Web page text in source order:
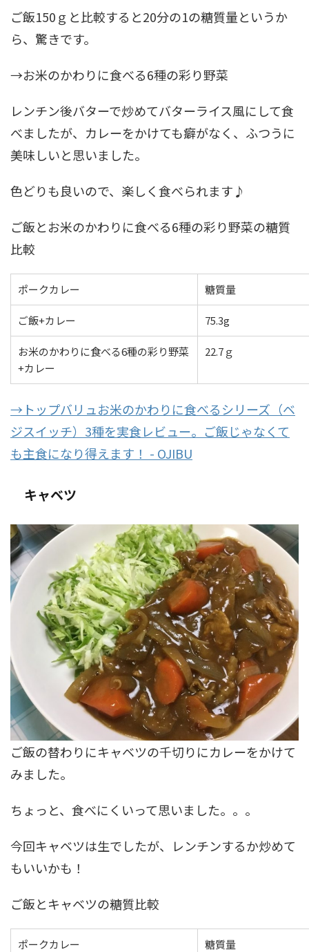
ご飯150ｇと比較すると20分の1の糖質量というか
ら、驚きです。
→お米のかわりに食べる6種の彩り野菜
レンチン後バターで炒めてバターライス風にして食
べましたが、カレーをかけても癖がなく、ふつうに
美味しいと思いました。
色どりも良いので、楽しく食べられます♪
ご飯とお米のかわりに食べる6種の彩り野菜の糖質
比較
ポークカレー 糖質量
ご飯+カレー 75.3g
お米のかわりに食べる6種の彩り野菜
+カレー
22.7ｇ
→トップバリュお米のかわりに食べるシリーズ（ベ
ジスイッチ）3種を実食レビュー。ご飯じゃなくて
も主食になり得えます！ - OJIBU
キャベツ
ご飯の替わりにキャベツの千切りにカレーをかけて
みました。
ちょっと、食べにくいって思いました。。。
今回キャベツは生でしたが、レンチンするか炒めて
もいいかも！
ご飯とキャベツの糖質比較
ポークカレー 糖質量